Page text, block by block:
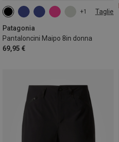
+1 Taglie
Patagonia
Pantaloncini Maipo 8in donna
69,95 €
XS S L XL